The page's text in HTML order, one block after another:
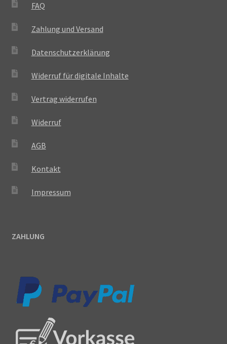
FAQ
Zahlung und Versand
Datenschutzerklärung
Widerruf für digitale Inhalte
Vertrag widerrufen
Widerruf
AGB
Kontakt
Impressum
ZAHLUNG